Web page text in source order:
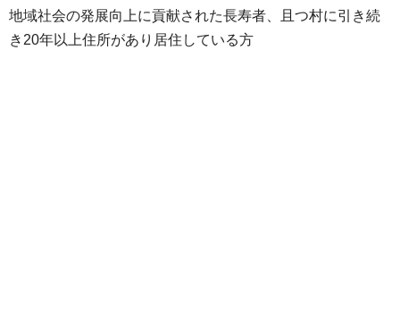
地域社会の発展向上に貢献された長寿者、且つ村に引き続
き20年以上住所があり居住している方